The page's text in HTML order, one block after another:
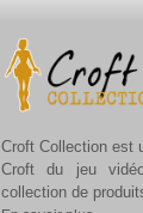
Croft Collection est
Croft du jeu
collection de